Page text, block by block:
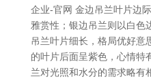
企业-官网 金边吊兰叶片边
雅赏性；银边吊兰则以白色
吊兰叶片细长，格局优好意
的叶片后面呈紫色，心情特
兰对光照和水分的需求略有